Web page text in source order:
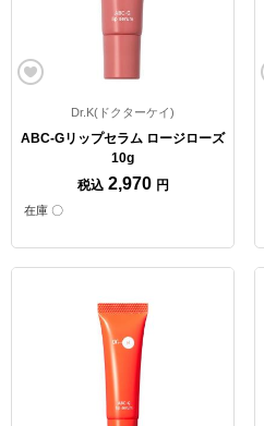
Dr.K(ドクターケイ)
ABC-Gリップセラム ロージローズ
10g
税込 2,970 円
在庫 〇